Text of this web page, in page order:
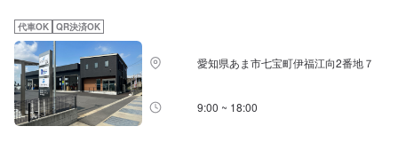
代車OK QR決済OK
愛知県あま市七宝町伊福江向2番地７
9:00 ~ 18:00